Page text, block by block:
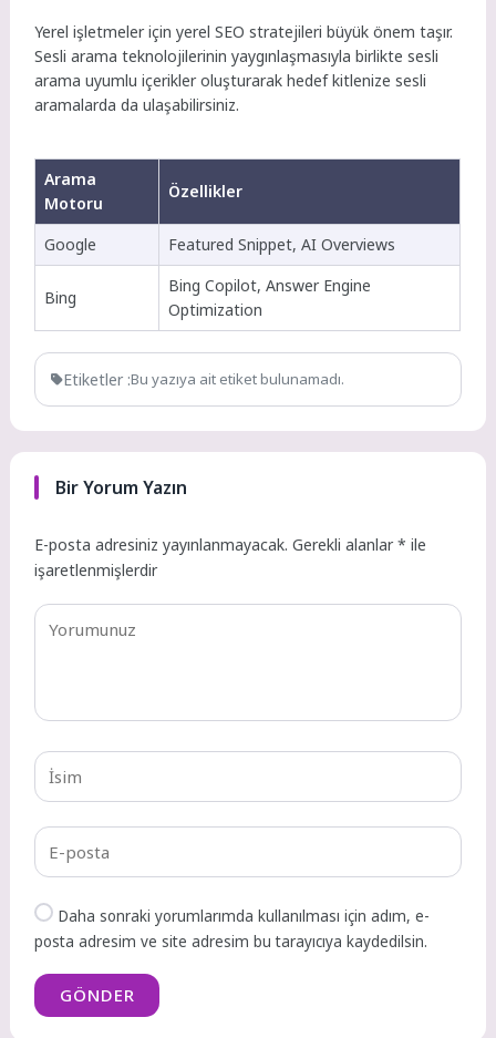
Yerel işletmeler için yerel SEO stratejileri büyük önem taşır.
Sesli arama teknolojilerinin yaygınlaşmasıyla birlikte sesli
arama uyumlu içerikler oluşturarak hedef kitlenize sesli
aramalarda da ulaşabilirsiniz.
Arama
Motoru
Özellikler
Google Featured Snippet, AI Overviews
Bing
Bing Copilot, Answer Engine
Optimization
Etiketler :Bu yazıya ait etiket bulunamadı.
Bir Yorum Yazın
E-posta adresiniz yayınlanmayacak. Gerekli alanlar* ile
işaretlenmişlerdir
Daha sonraki yorumlarımda kullanılması için adım, e-
posta adresim ve site adresim bu tarayıcıya kaydedilsin.
GÖNDER